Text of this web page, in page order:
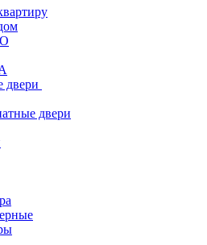
двери
двери